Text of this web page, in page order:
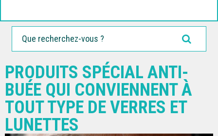
PRODUITS SPÉCIAL ANTI-
BUÉE QUI CONVIENNENT À
TOUT TYPE DE VERRES ET
LUNETTES